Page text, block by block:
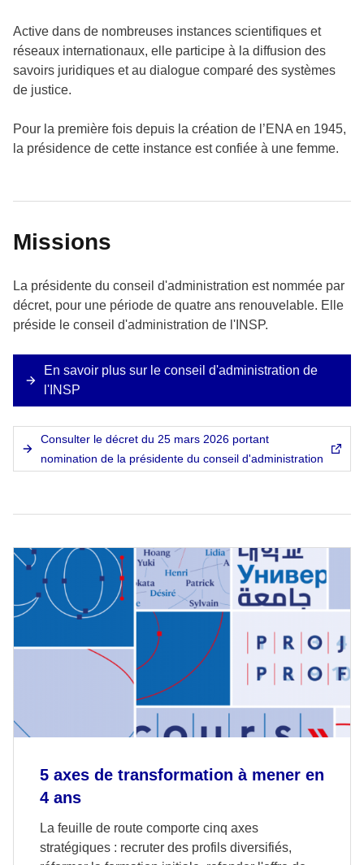
Active dans de nombreuses instances scientifiques et
réseaux internationaux, elle participe à la diffusion des
savoirs juridiques et au dialogue comparé des systèmes
de justice.
Pour la première fois depuis la création de l’ENA en 1945,
la présidence de cette instance est confiée à une femme.
Missions
La présidente du conseil d'administration est nommée par
décret, pour une période de quatre ans renouvelable. Elle
préside le conseil d'administration de l'INSP.
En savoir plus sur le conseil d'administration de
l'INSP
Consulter le décret du 25 mars 2026 portant
nomination de la présidente du conseil d'administration
5 axes de transformation à mener en
4 ans
La feuille de route comporte cinq axes
stratégiques : recruter des profils diversifiés,